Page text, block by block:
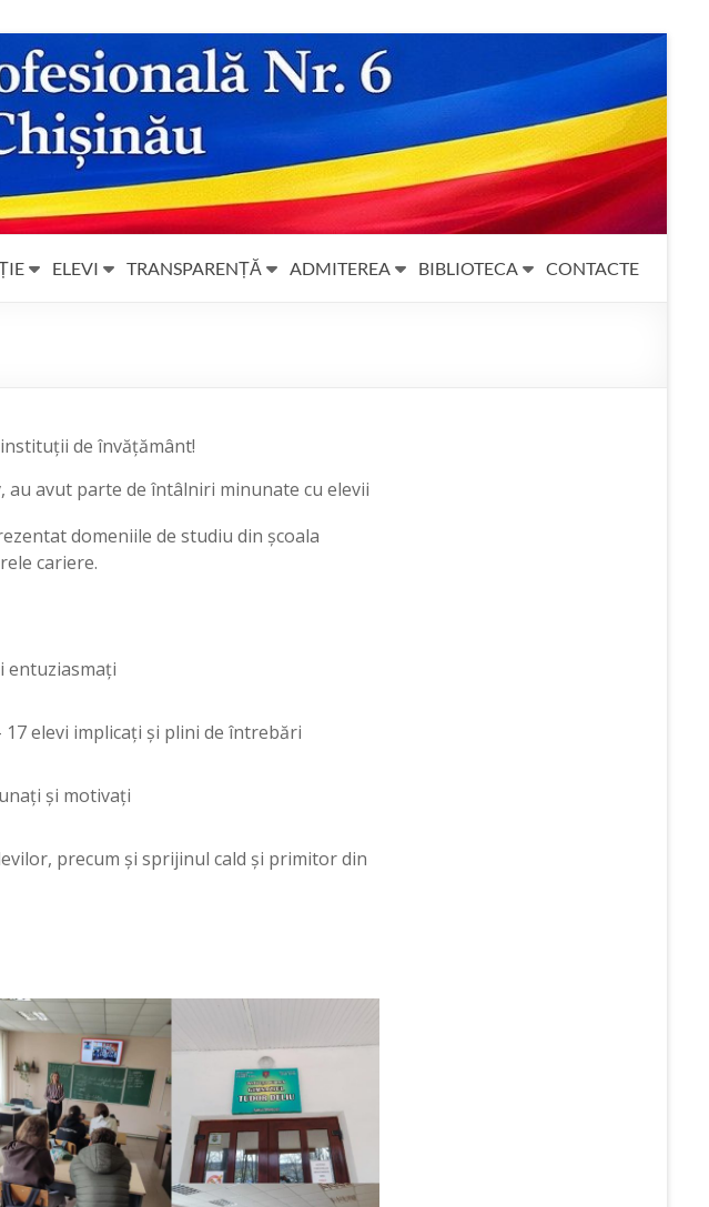
ELEVI TRANSPARENȚĂ ADMITEREA BIBLIOTECA CONTACTE
de învățământ!
avut parte de întâlniri minunate cu elevii
domeniile de studiu din școala
cariere.
entuziasmați
elevi implicați și plini de întrebări
și motivați
precum și sprijinul cald și primitor din